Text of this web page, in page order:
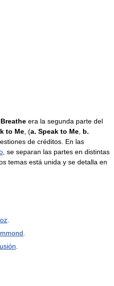
Breathe era la segunda parte del
to Me , (a. Speak to Me b.
de créditos. En las
, se separan las partes en distintas
temas está unida y se detalla en